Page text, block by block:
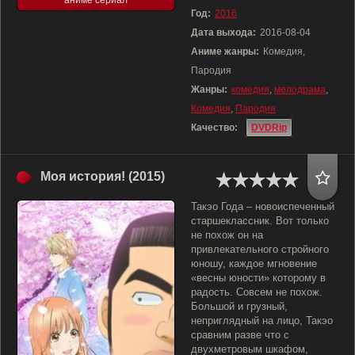
Год: 2016
Дата выхода: 2016-08-04
Аниме жанры: Комедия,
Пародия
Жанры: комедия, мелодрама,
Комедия, Пародия
Качество:
DVDRip
Моя история! (2015)
Такэо Года – новоиспеченный
старшеклассник. Вот только
не похож он на
привлекательного стройного
юношу, каждое мгновение
«весны юности» которому в
радость. Совсем не похож.
Большой и грузный,
неприглядный на лицо, Такэо
сравним разве что с
двухметровым шкафом,